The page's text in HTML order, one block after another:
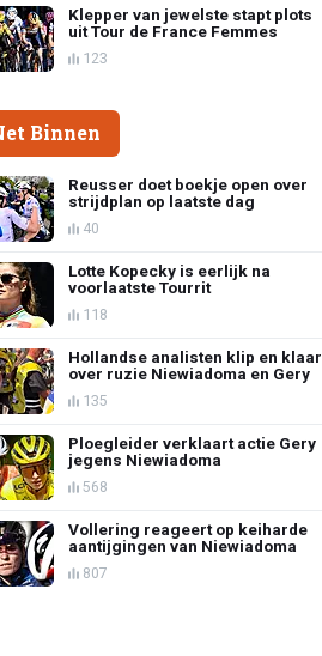
Klepper van jewelste stapt plots
uit Tour de France Femmes
123
Binnen
Reusser doet boekje open over
strijdplan op laatste dag
40
Lotte Kopecky is eerlijk na
voorlaatste Tourrit
118
Hollandse analisten klip en klaar
over ruzie Niewiadoma en Gery
135
Ploegleider verklaart actie Gery
jegens Niewiadoma
568
Vollering reageert op keiharde
aantijgingen van Niewiadoma
807